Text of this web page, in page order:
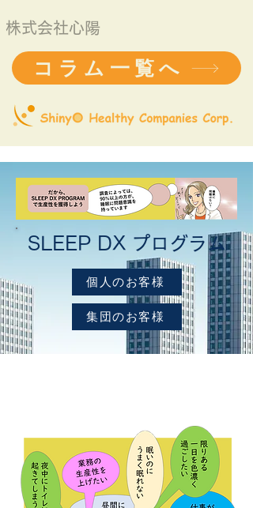
株式会社心陽
コラム一覧へ
SLEEP DX プログラム
個人のお客様
集団のお客様